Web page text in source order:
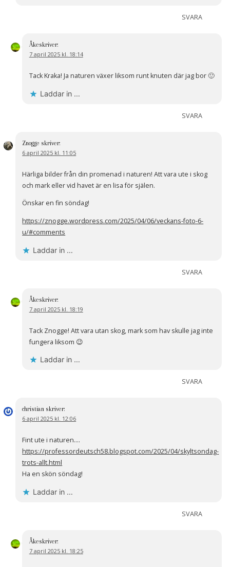
SVARA
Åkeskriver:
7 april 2025 kl. 18:14
Tack Kraka! Ja naturen växer liksom runt knuten där jag bor 🙂
Laddar in …
SVARA
Znogge skriver:
6 april 2025 kl. 11:05
Härliga bilder från din promenad i naturen! Att vara ute i skog
och mark eller vid havet är en lisa för själen.
Önskar en fin söndag!
https://znogge.wordpress.com/2025/04/06/veckans-foto-6-
u/#comments
Laddar in …
SVARA
Åkeskriver:
7 april 2025 kl. 18:19
Tack Znogge! Att vara utan skog, mark som hav skulle jag inte
fungera liksom 😉
Laddar in …
SVARA
christian skriver:
6 april 2025 kl. 12:06
Fint ute i naturen….
https://professordeutsch58.blogspot.com/2025/04/skyltsondag-
trots-allt.html
Ha en skön söndag!
Laddar in …
SVARA
Åkeskriver:
7 april 2025 kl. 18:25